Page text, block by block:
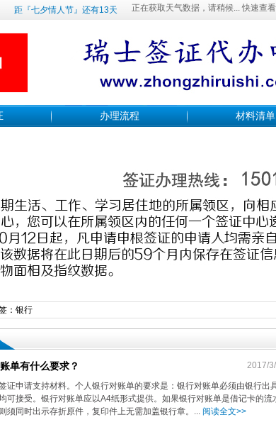
距『七夕情人节』还有13天
办理流程 材料清单
：银行
2017/
单有什么要求？
证申请支持材料。个人银行对账单的要求是：银行对账单必须由银行出
可接受。银行对账单应以A4纸形式提供。如果银行对账单是借记卡的
须同时出示存折原件，复印件上无需加盖银行章。... 阅读全文>>